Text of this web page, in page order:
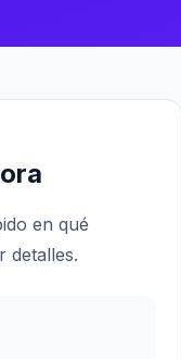
en qué
detalles.